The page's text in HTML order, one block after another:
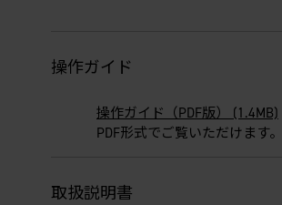
操作ガイド
操作ガイド（PDF版） (1.4MB)
PDF形式でご覧いただけます。
取扱説明書